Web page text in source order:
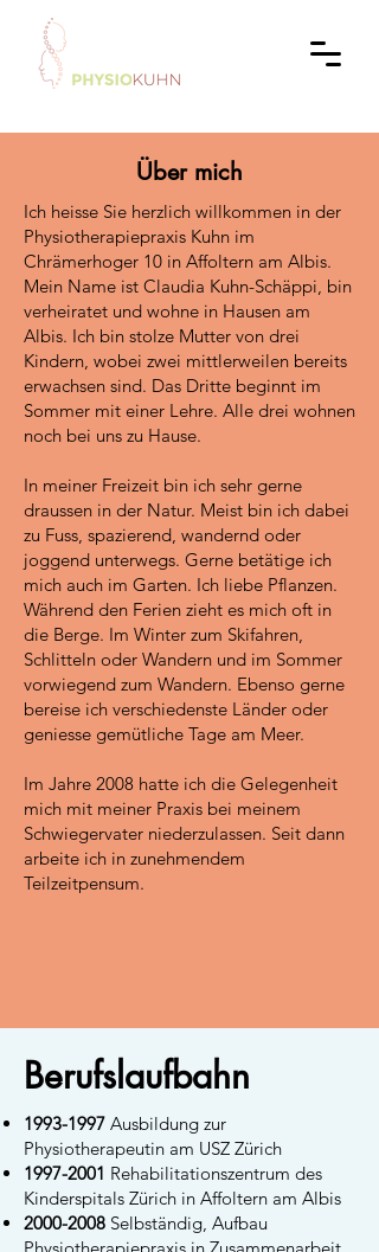
Über mich
Ich heisse Sie herzlich willkommen in der
Physiotherapiepraxis Kuhn im
Chrämerhoger 10 in Affoltern am Albis.
Mein Name ist Claudia Kuhn-Schäppi, bin
verheiratet und wohne in Hausen am
Albis. Ich bin stolze Mutter von drei
Kindern, wobei zwei mittlerweilen bereits
erwachsen sind. Das Dritte beginnt im
Sommer mit einer Lehre. Alle drei wohnen
noch bei uns zu Hause.
In meiner Freizeit bin ich sehr gerne
draussen in der Natur. Meist bin ich dabei
zu Fuss, spazierend, wandernd oder
joggend unterwegs. Gerne betätige ich
mich auch im Garten. Ich liebe Pflanzen.
Während den Ferien zieht es mich oft in
die Berge. Im Winter zum Skifahren,
Schlitteln oder Wandern und im Sommer
vorwiegend zum Wandern. Ebenso gerne
bereise ich verschiedenste Länder oder
geniesse gemütliche Tage am Meer.
Im Jahre 2008 hatte ich die Gelegenheit
mich mit meiner Praxis bei meinem
Schwiegervater niederzulassen. Seit dann
arbeite ich in zunehmendem
Teilzeitpensum.
Berufslaufbahn
1993-1997 Ausbildung zur
Physiotherapeutin am USZ Zürich​
1997-2001 Rehabilitationszentrum des
Kinderspitals Zürich in Affoltern am Albis
2000-2008 Selbständig, Aufbau